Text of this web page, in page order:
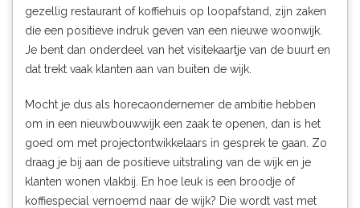
gezellig restaurant of koffiehuis op loopafstand, zijn zaken
die een positieve indruk geven van een nieuwe woonwijk.
Je bent dan onderdeel van het visitekaartje van de buurt en
dat trekt vaak klanten aan van buiten de wijk.
Mocht je dus als horecaondernemer de ambitie hebben
om in een nieuwbouwwijk een zaak te openen, dan is het
goed om met projectontwikkelaars in gesprek te gaan. Zo
draag je bij aan de positieve uitstraling van de wijk en je
klanten wonen vlakbij. En hoe leuk is een broodje of
koffiespecial vernoemd naar de wijk? Die wordt vast met